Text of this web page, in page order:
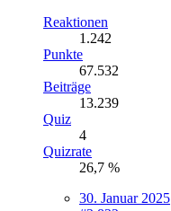
Reaktionen
1.242
Punkte
67.532
Beiträge
13.239
Quiz
4
Quizrate
26,7 %
30. Januar 2025